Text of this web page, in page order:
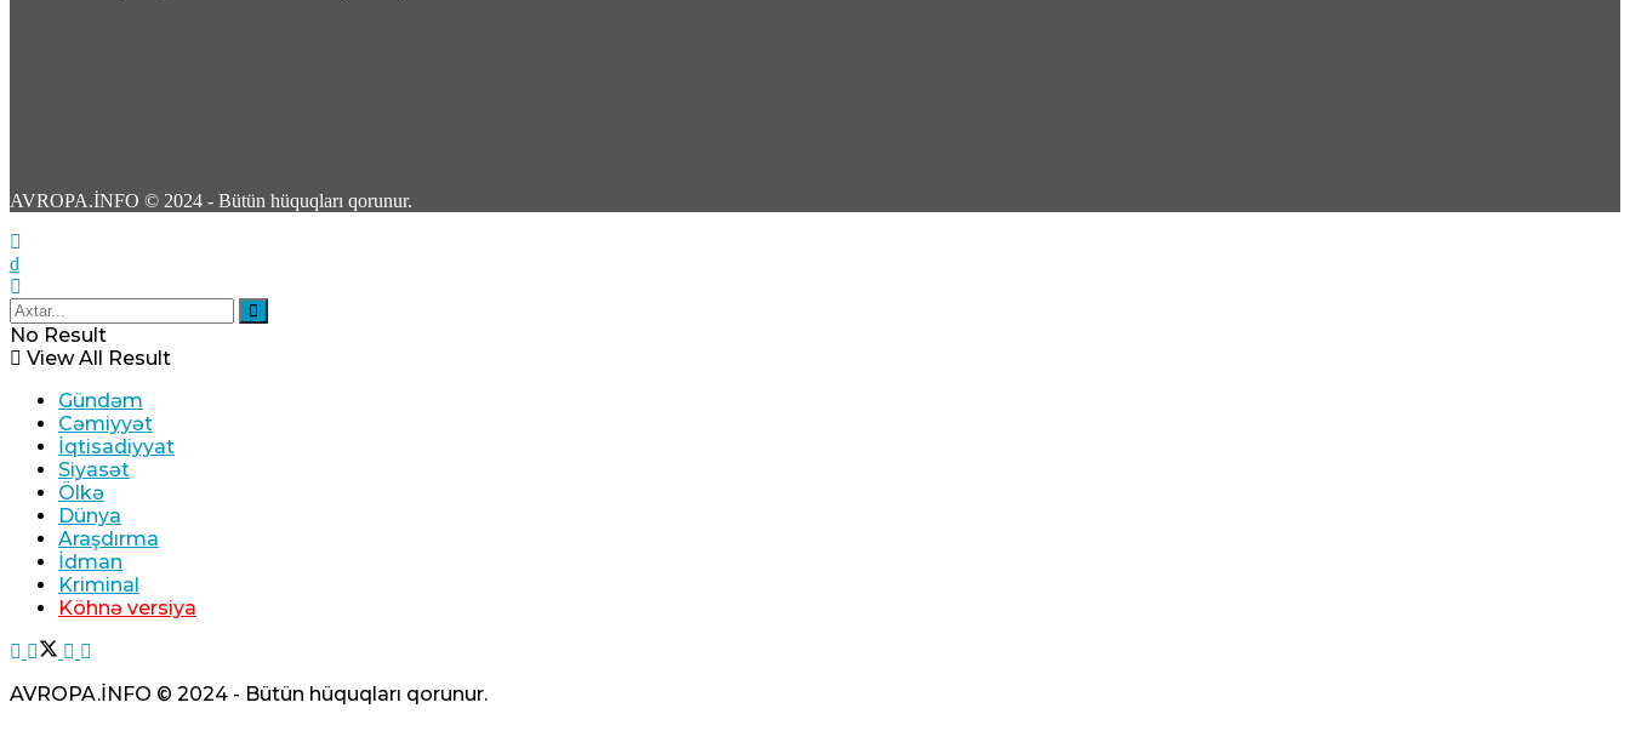
3
Tərtər şəhərində ər və arvadın yanaraq öldüyü hadisənin qəsdən törədilməsi bəlli olub-Həbs olunan var
07 Avqust 2026 / 10:18
Beyləqanda 18 yaşlı gənc kanalda bataraq ölüb
14
AVROPA.İNFO © 2024 - Bütün hüquqları qorunur.
No Result
View All Result
Gündəm
Cəmiyyət
İqtisadiyyat
Siyasət
Ölkə
Dünya
Araşdırma
İdman
Kriminal
Köhnə versiya
AVROPA.İNFO © 2024 - Bütün hüquqları qorunur.